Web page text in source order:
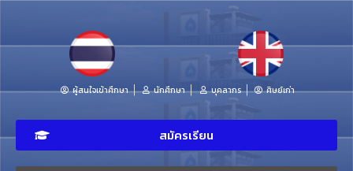
ผู้สนใจเข้าศึกษา นักศึกษา บุคลากร ศิษย์เก่า
สมัครเรียน